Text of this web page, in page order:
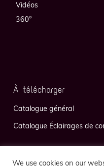
Vidéos
360°
À télécharger
Catalogue général
Catalogue Éclairages de
We use cookies on our